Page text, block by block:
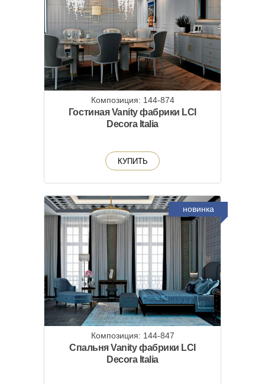
Композиция: 144-874
Гостиная Vanity фабрики LCI
Decora Italia
КУПИТЬ
новинка
Композиция: 144-847
Спальня Vanity фабрики LCI
Decora Italia